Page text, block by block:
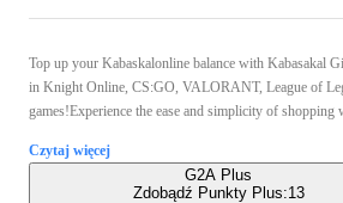
Top up your Kabaskalonline balance with Kabasakal
in Knight Online, CS:GO, VALORANT, League of
games!Experience the ease and simplicity of shopping
Czytaj więcej
G2A Plus
Zdobądź Punkty Plus:13